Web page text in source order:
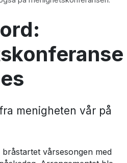
menigheten vår på
vårsesongen med